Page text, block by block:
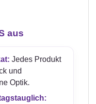
aus
Jedes Produkt
und
Optik.